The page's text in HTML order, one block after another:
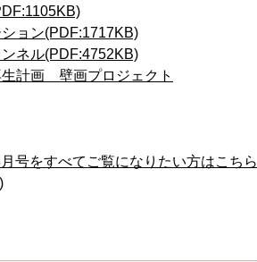
ョン(PDF:1717KB)
ネル(PDF:4752KB)
生計画 壁画プロジェクト
号をすべてご覧になりたい方はこちら